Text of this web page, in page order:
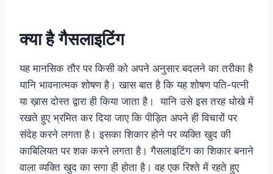
क्या है गैसलाइटिंग
यह मानसिक तौर पर किसी को अपने अनुसार बदलने का तरीका है
यानि भावनात्मक शोषण है। खास बात है कि यह शोषण पति-पत्नी
या ख़ास दोस्त द्वारा ही किया जाता है। यानि उसे इस तरह धोखे में
रखते हुए भ्रमित कर दिया जाए कि पीड़ित अपने ही विचारों पर
संदेह करने लगता है। इसका शिकार होने पर व्यक्ति खुद की
काबिलियत पर शक करने लगता है। गैसलाइटिंग का शिकार बनाने
वाला व्यक्ति खुद का सगा ही होता है। वह एक रिश्ते में रहते हुए